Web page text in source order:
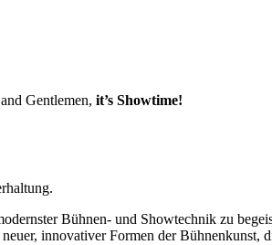
Gentlemen, it’s Showtime!
Bühnen- und Showtechnik zu
innovativer Formen der Bühnenkunst,